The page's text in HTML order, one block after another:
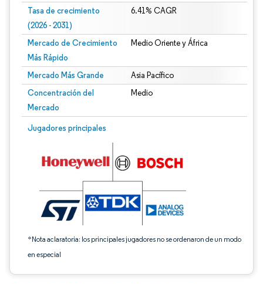
Tasa de crecimiento
(2026 - 2031)
6.41% CAGR
Mercado de Crecimiento
Más Rápido
Medio Oriente y África
Mercado Más Grande Asia Pacífico
Concentración del
Mercado
Medio
Jugadores principales
*Nota aclaratoria: los principales jugadores no se ordenaron de un modo
en especial
Imagen © Mordor Intelligence. El uso requiere atribución según CC BY 4.0.